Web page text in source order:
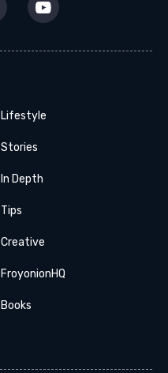
Lifestyle
Stories
In Depth
Tips
Creative
FroyonionHQ
Books